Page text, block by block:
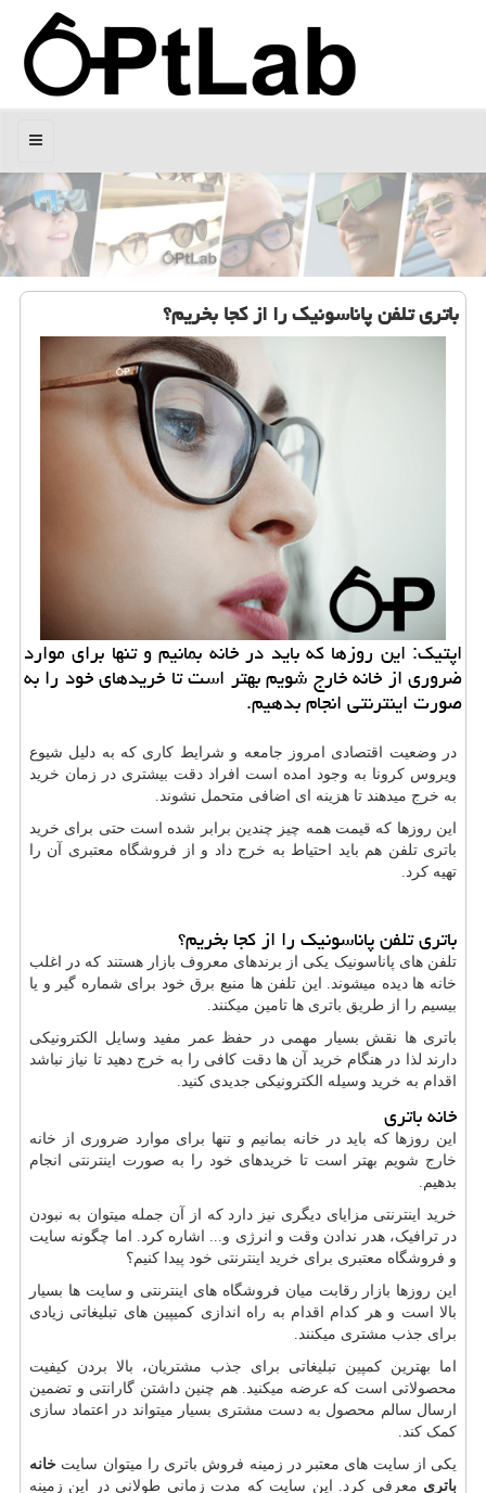
منو
باتری تلفن پاناسونیك را از كجا بخریم؟
اپتیك: این روزها كه باید در خانه بمانیم و تنها برای موارد
ضروری از خانه خارج شویم بهتر است تا خریدهای خود را به
صورت اینترنتی انجام بدهیم.
در وضعیت اقتصادی امروز جامعه و شرایط کاری که به دلیل شیوع
ویروس کرونا به وجود امده است افراد دقت بیشتری در زمان خرید
به خرج میدهند تا هزینه ای اضافی متحمل نشوند.
این روزها که قیمت همه چیز چندین برابر شده است حتی برای خرید
باتری تلفن هم باید احتیاط به خرج داد و از فروشگاه معتبری آن را
تهیه کرد.
باتری تلفن پاناسونیک را از کجا بخریم؟
تلفن های پاناسونیک یکی از برندهای معروف بازار هستند که در اغلب
خانه ها دیده میشوند. این تلفن ها منبع برق خود برای شماره گیر و یا
بیسیم را از طریق باتری ها تامین میکنند.
باتری ها نقش بسیار مهمی در حفظ عمر مفید وسایل الکترونیکی
دارند لذا در هنگام خرید آن ها دقت کافی را به خرج دهید تا نیاز نباشد
اقدام به خرید وسیله الکترونیکی جدیدی کنید.
خانه باتری
این روزها که باید در خانه بمانیم و تنها برای موارد ضروری از خانه
خارج شویم بهتر است تا خریدهای خود را به صورت اینترنتی انجام
بدهیم.
خرید اینترنتی مزایای دیگری نیز دارد که از آن جمله میتوان به نبودن
در ترافیک، هدر ندادن وقت و انرژی و... اشاره کرد. اما چگونه سایت
و فروشگاه معتبری برای خرید اینترنتی خود پیدا کنیم؟
این روزها بازار رقابت میان فروشگاه های اینترنتی و سایت ها بسیار
بالا است و هر کدام اقدام به راه اندازی کمیپین های تبلیغاتی زیادی
برای جذب مشتری میکنند.
اما بهترین کمپین تبلیغاتی برای جذب مشتریان، بالا بردن کیفیت
محصولاتی است که عرضه میکنید. هم چنین داشتن گارانتی و تضمین
ارسال سالم محصول به دست مشتری بسیار میتواند در اعتماد سازی
کمک کند.
یکی از سایت های معتبر در زمینه فروش باتری را میتوان سایت خانه
باتری معرفی کرد. این سایت که مدت زمانی طولانی در این زمینه